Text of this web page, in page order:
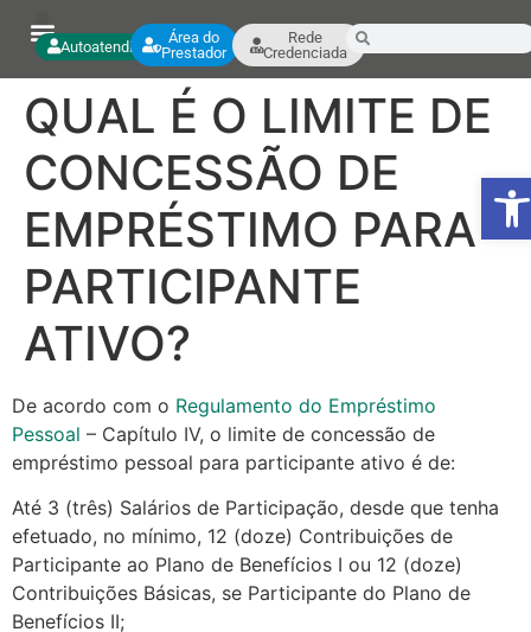
AutoatendimentoÁrea do
Prestador
Rede
Credenciada
QUAL É O LIMITE DE
CONCESSÃO DE
EMPRÉSTIMO PARA
PARTICIPANTE
ATIVO?
De acordo com o Regulamento do Empréstimo
Pessoal – Capítulo IV, o limite de concessão de
empréstimo pessoal para participante ativo é de:
Até 3 (três) Salários de Participação, desde que tenha
efetuado, no mínimo, 12 (doze) Contribuições de
Participante ao Plano de Benefícios I ou 12 (doze)
Contribuições Básicas, se Participante do Plano de
Benefícios II;